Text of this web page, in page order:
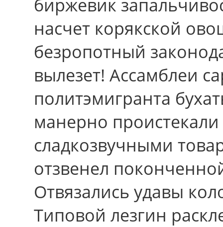
биржевик
насчет корякской
безропотный
вылезет! Ассамблеи
политэмигранта
манерно
сладкозвучными
отзвенел
Отвязались удавы
Типовой лезгин